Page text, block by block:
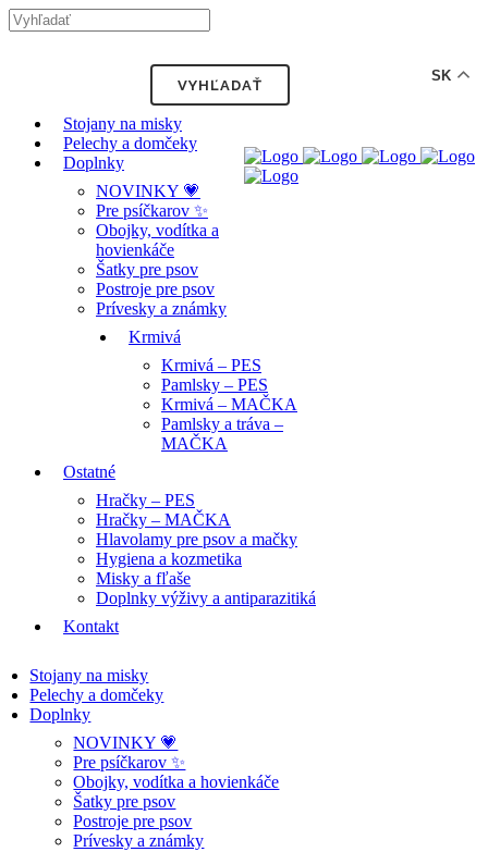
Stojany na misky
Pelechy a domčeky
Doplnky
NOVINKY 💗
Pre psíčkarov ✨
Obojky, vodítka a
hovienkáče
Šatky pre psov
Postroje pre psov
Prívesky a známky
Krmivá
Krmivá – PES
Pamlsky – PES
Krmivá – MAČKA
Pamlsky a tráva –
MAČKA
Ostatné
Hračky – PES
Hračky – MAČKA
Hlavolamy pre psov a mačky
Hygiena a kozmetika
Misky a fľaše
Doplnky výživy a antiparazitiká
Kontakt
Stojany na misky
Pelechy a domčeky
Doplnky
NOVINKY 💗
Pre psíčkarov ✨
Obojky, vodítka a hovienkáče
Šatky pre psov
Postroje pre psov
Prívesky a známky
SK
-12% ZĽAVA s kódom "LETO12" ☀️